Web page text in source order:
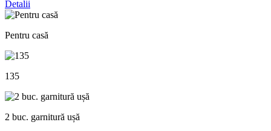
Detalii
Pentru casă
135
2 buc. garnitură ușă